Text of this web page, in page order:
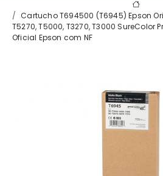
Cartucho T694500 (T6945) Epson
T5270, T5000, T3270, T3000 SureColor
Oficial Epson com NF